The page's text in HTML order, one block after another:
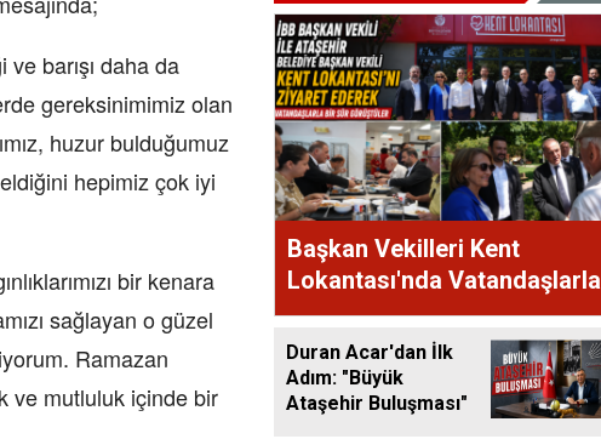
barışı daha da
gereksinimimiz olan
huzur bulduğumuz
hepimiz çok iyi
bir kenara
sağlayan o güzel
Ramazan
ve mutluluk içinde bir
Başkan Vekilleri Kent
Lokantası'nda Vatandaşlarla
Bir Araya Geldi
Duran Acar'dan İlk
Adım: "Büyük
Ataşehir Buluşması"